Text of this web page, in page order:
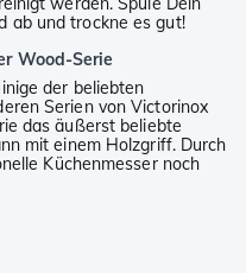
ab und trockne es gut!
Wood-Serie
der beliebten
Serien von Victorinox
das äußerst beliebte
mit einem Holzgriff. Durch
Küchenmesser noch